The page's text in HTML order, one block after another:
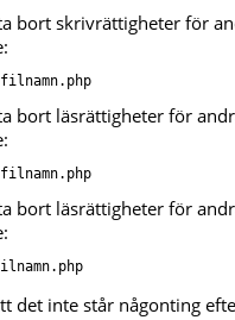
bort skrivrättigheter för
bort läsrättigheter för
bort läsrättigheter för
det inte står någonting